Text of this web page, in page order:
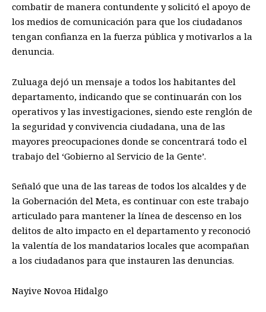
combatir de manera contundente y solicitó el apoyo de
los medios de comunicación para que los ciudadanos
tengan confianza en la fuerza pública y motivarlos a la
denuncia.
Zuluaga dejó un mensaje a todos los habitantes del
departamento, indicando que se continuarán con los
operativos y las investigaciones, siendo este renglón de
la seguridad y convivencia ciudadana, una de las
mayores preocupaciones donde se concentrará todo el
trabajo del ‘Gobierno al Servicio de la Gente’.
Señaló que una de las tareas de todos los alcaldes y de
la Gobernación del Meta, es continuar con este trabajo
articulado para mantener la línea de descenso en los
delitos de alto impacto en el departamento y reconoció
la valentía de los mandatarios locales que acompañan
a los ciudadanos para que instauren las denuncias.
Nayive Novoa Hidalgo